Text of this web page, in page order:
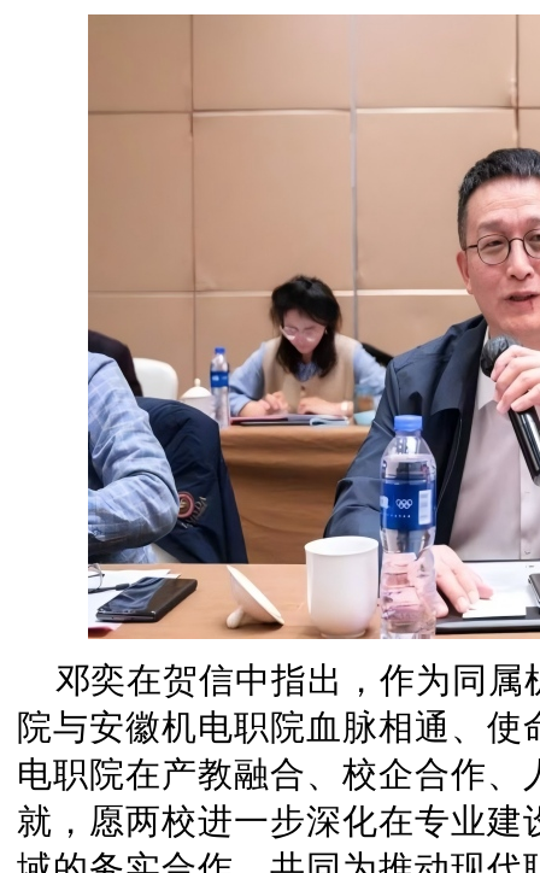
邓奕在贺信中指出，作为同
院与安徽机电职院血脉相通、
电职院在产教融合、校企合作
就，愿两校进一步深化在专业